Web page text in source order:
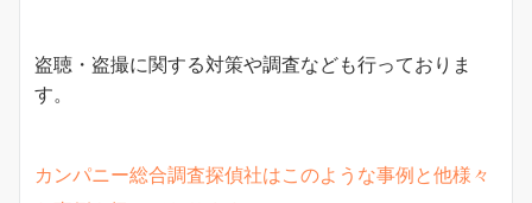
盗聴・盗撮に関する対策や調査なども行っておりま
す。
カンパニー総合調査探偵社はこのような事例と他様々